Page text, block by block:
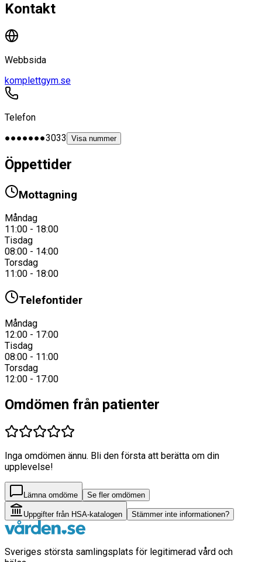
Kontakt
Webbsida
komplettgym.se
Telefon
●●●●●●●3033
Visa nummer
Öppettider
Mottagning
Måndag
11:00 - 18:00
Tisdag
08:00 - 14:00
Torsdag
11:00 - 18:00
Telefontider
Måndag
12:00 - 17:00
Tisdag
08:00 - 11:00
Torsdag
12:00 - 17:00
Omdömen från patienter
Inga omdömen ännu. Bli den första att berätta om din
upplevelse!
Lämna omdöme Se fler omdömen
Uppgifter från HSA-katalogen Stämmer inte informationen?
Sveriges största samlingsplats för legitimerad vård och